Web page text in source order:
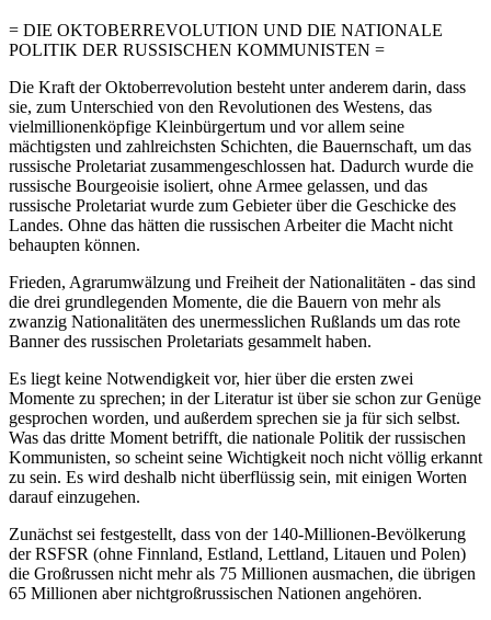
= DIE OKTOBERREVOLUTION UND DIE NATIONALE
POLITIK DER RUSSISCHEN KOMMUNISTEN =
Die Kraft der Oktoberrevolution besteht unter anderem darin, dass
sie, zum Unterschied von den Revolutionen des Westens, das
vielmillionenköpfige Kleinbürgertum und vor allem seine
mächtigsten und zahlreichsten Schichten, die Bauernschaft, um das
russische Proletariat zusammengeschlossen hat. Dadurch wurde die
russische Bourgeoisie isoliert, ohne Armee gelassen, und das
russische Proletariat wurde zum Gebieter über die Geschicke des
Landes. Ohne das hätten die russischen Arbeiter die Macht nicht
behaupten können.
Frieden, Agrarumwälzung und Freiheit der Nationalitäten - das sind
die drei grundlegenden Momente, die die Bauern von mehr als
zwanzig Nationalitäten des unermesslichen Rußlands um das rote
Banner des russischen Proletariats gesammelt haben.
Es liegt keine Notwendigkeit vor, hier über die ersten zwei
Momente zu sprechen; in der Literatur ist über sie schon zur Genüge
gesprochen worden, und außerdem sprechen sie ja für sich selbst.
Was das dritte Moment betrifft, die nationale Politik der russischen
Kommunisten, so scheint seine Wichtigkeit noch nicht völlig erkannt
zu sein. Es wird deshalb nicht überflüssig sein, mit einigen Worten
darauf einzugehen.
Zunächst sei festgestellt, dass von der 140-Millionen-Bevölkerung
der RSFSR (ohne Finnland, Estland, Lettland, Litauen und Polen)
die Großrussen nicht mehr als 75 Millionen ausmachen, die übrigen
65 Millionen aber nichtgroßrussischen Nationen angehören.